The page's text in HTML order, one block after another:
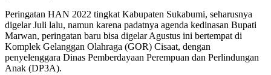
Peringatan HAN 2022 tingkat Kabupaten Sukabumi, seharusnya
digelar Juli lalu, namun karena padatnya agenda kedinasan Bupati
Marwan, peringatan baru bisa digelar Agustus ini bertempat di
Komplek Gelanggan Olahraga (GOR) Cisaat, dengan
penyelenggara Dinas Pemberdayaan Perempuan dan Perlindungan
Anak (DP3A).